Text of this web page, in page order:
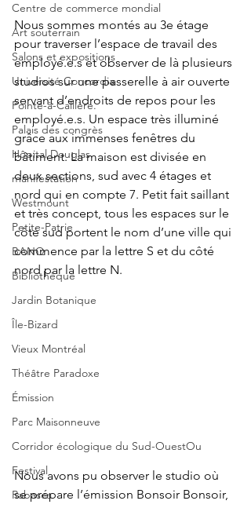
Centre de commerce mondial
Art souterrain
Salons et expositions
Université Concordia
Pointe-à-Callière.
Palais des congrès
Hôpital Douglas
manifestation
Westmount
Petite-Patrie
BANQ
Bibliothèque
Jardin Botanique
Île-Bizard
Vieux Montréal
Théâtre Paradoxe
Émission
Parc Maisonneuve
Corridor écologique du Sud-OuestOu
Festival
Rabasca
Nous sommes montés au 3e étage
pour traverser l’espace de travail des
employé.e.s et observer de là plusieurs
studios sur une passerelle à air ouverte
servant d’endroits de repos pour les
employé.e.s. Un espace très illuminé
grâce aux immenses fenêtres du
bâtiment. La maison est divisée en
deux sections, sud avec 4 étages et
nord qui en compte 7. Petit fait saillant
et très concept, tous les espaces sur le
côté sud portent le nom d’une ville qui
commence par la lettre S et du côté
nord par la lettre N.
Nous avons pu observer le studio où
se prépare l’émission Bonsoir Bonsoir,